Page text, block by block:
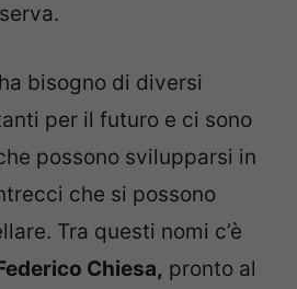
bisogno di diversi
per il futuro e ci sono
possono svilupparsi in
che si possono
Tra questi nomi c’è
Chiesa, pronto al